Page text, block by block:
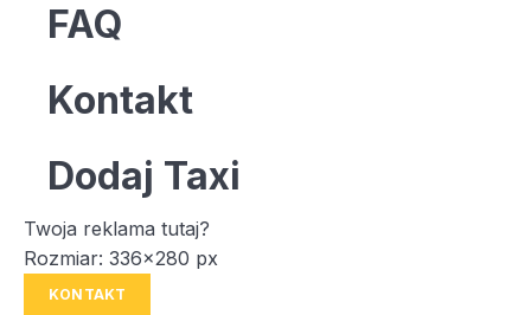
FAQ
Kontakt
Dodaj Taxi
Twoja reklama tutaj?
Rozmiar: 336x280 px
KONTAKT